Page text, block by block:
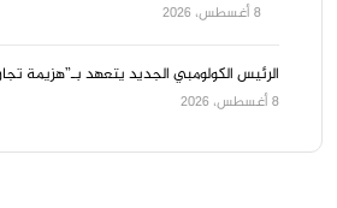
8 أغسطس، 2026
الرئيس الكولومبي الجديد يتعهد بـ”هزيمة
8 أغسطس، 2026